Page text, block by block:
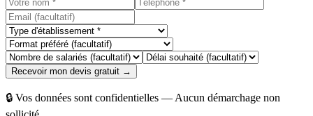
Recevoir mon devis gratuit →
🔒 Vos données sont confidentielles — Aucun démarchage non